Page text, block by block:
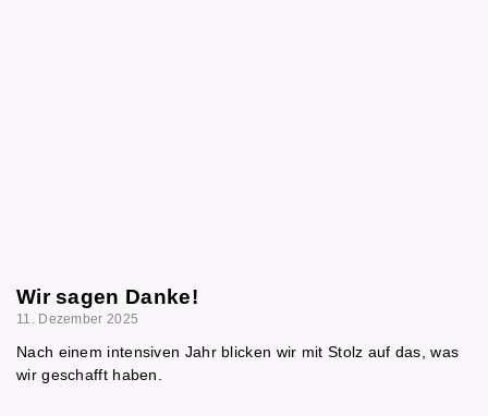
Wir sagen Danke!
11. Dezember 2025
Nach einem intensiven Jahr blicken wir mit Stolz auf das, was
wir geschafft haben.